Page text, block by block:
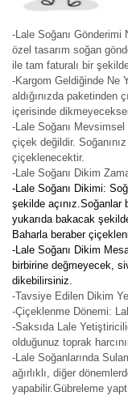
-Lale Soğanı Gönderimi
özel tasarım soğan
ile tam faturalı bir
-Kargom Geldiğinde Ne
aldığınızda paketinden
içerisinde
-Lale Soğanı
çiçek değildir.
çiçeklenecektir.
-Lale Soğanı Dikim
-Lale Soğanı Dikimi:
şekilde açınız.Soğanlar
yukarıda bakacak
Baharla beraber
-Lale Soğanı Dikim
birbirine değmeyecek,
dikebilirsiniz.
-Tavsiye Edilen Dikim
-Çiçeklenme Dönemi:
-Saksıda Lale
olduğunuz toprak
-Lale Soğanlarında
ağırlıklı, diğer
yapabilir.Gübreleme